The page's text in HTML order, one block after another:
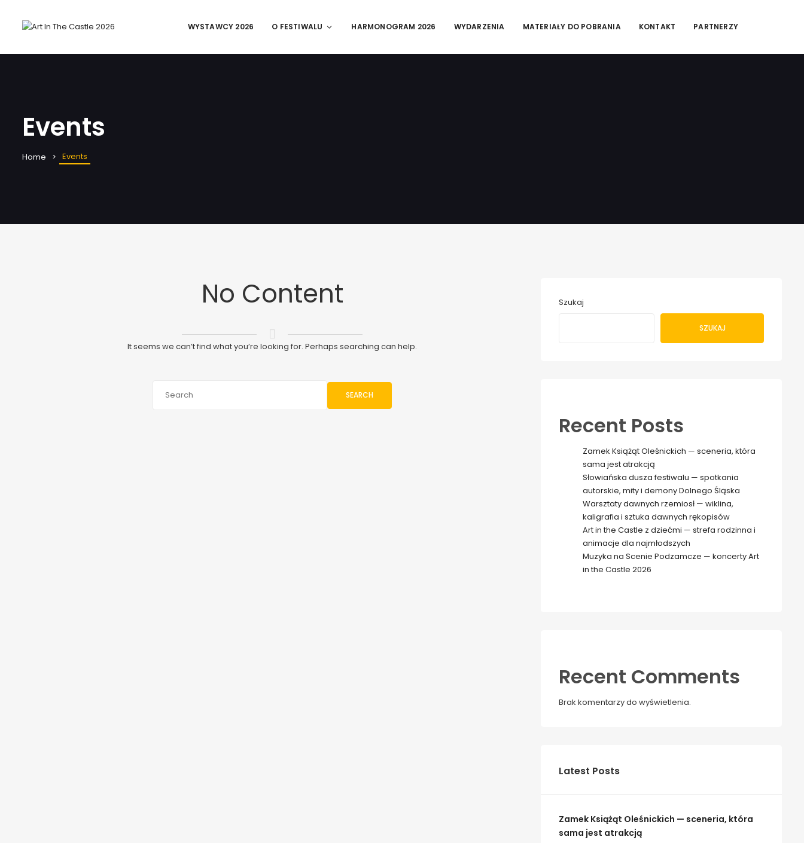
WYSTAWCY 2026 O FESTIWALU HARMONOGRAM 2026 WYDARZENIA MATERIAŁY DO POBRANIA KONTAKT PARTNERZY
Events
Home Events
No Content
It seems we can’t find what you’re looking for. Perhaps searching can help.
SEARCH
Szukaj
SZUKAJ
Recent Posts
Zamek Książąt Oleśnickich — sceneria, która
sama jest atrakcją
Słowiańska dusza festiwalu — spotkania
autorskie, mity i demony Dolnego Śląska
Warsztaty dawnych rzemiosł — wiklina,
kaligrafia i sztuka dawnych rękopisów
Art in the Castle z dziećmi — strefa rodzinna i
animacje dla najmłodszych
Muzyka na Scenie Podzamcze — koncerty Art
in the Castle 2026
Recent Comments
Brak komentarzy do wyświetlenia.
Latest Posts
Zamek Książąt Oleśnickich — sceneria, która
sama jest atrakcją